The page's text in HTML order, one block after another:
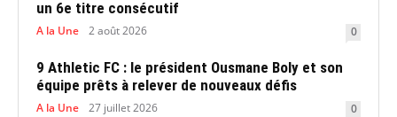
un 6e titre consécutif
A la Une 2 août 2026 0
9 Athletic FC : le président Ousmane Boly et son
équipe prêts à relever de nouveaux défis
A la Une 27 juillet 2026 0